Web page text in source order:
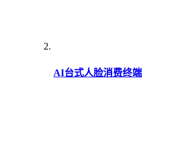
AI台式人脸消费终端